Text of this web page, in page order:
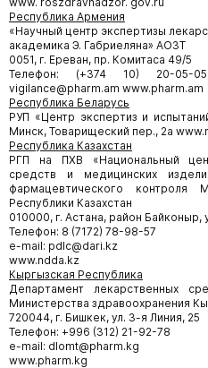
Республика Армения
«Научный центр экспертизы
академика Э. Габриеляна» АОЗТ
0051, г. Ереван, пр. Комитаса 49/5
Телефон: (+374 10) 20-05-
vigilance@pharm.am www.pharm.am
Республика Беларусь
РУП «Центр экспертиз и
Минск, Товарищеский пер., 2а
Республика Казахстан
РГП на ПХВ «Национальный
средств и медицинских
фармацевтического контроля
Республики Казахстан
010000, г. Астана, район Байконыр,
Телефон: 8 (7172) 78-98-57
e-mail: pdlc@dari.kz
www.ndda.kz
Кыргызская Республика
Департамент лекарственных
Министерства здравоохранения
720044, г. Бишкек, ул. 3-я Линия, 25
Телефон: +996 (312) 21-92-78
e-mail: dlomt@pharm.kg
www.pharm.kg